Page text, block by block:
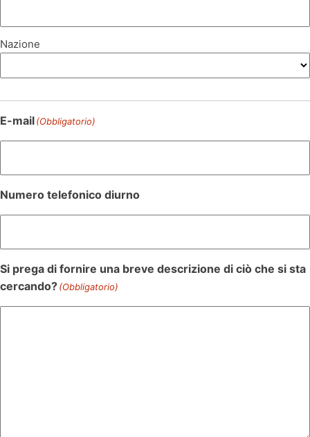
Nazione
E-mail(Obbligatorio)
Numero telefonico diurno
Si prega di fornire una breve descrizione di ciò che si sta
cercando?(Obbligatorio)